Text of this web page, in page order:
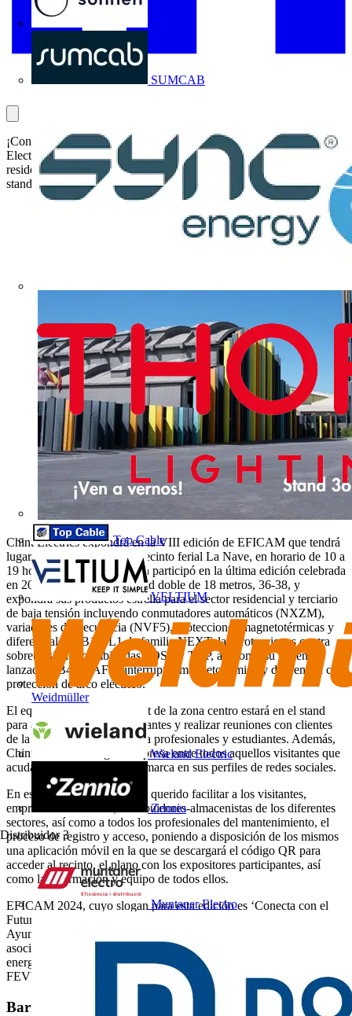
SUMCAB
Top Cable
VELTIUM
Weidmüller
Wieland Electric
Zennio
Distribuidor 3
Muntaner Electro
¡Conecta con el futuro del sector eléctrico en EFICAM 2024! Chint
Electrics regresa con sus innovaciones en baja tensión para el sector
residencial y terciario. Descubre nuestros productos estrella en el
stand doble de 18 metros, 36-38.
Chint Electrics expondrá en la VIII edición de EFICAM que tendrá
lugar el día 4 de abril en el recinto ferial La Nave, en horario de 10 a
19 horas. Chint, que también participó en la última edición celebrada
en 2022, contará con un stand doble de 18 metros, 36-38, y
expondrá sus productos estrella para el sector residencial y terciario
de baja tensión incluyendo conmutadores automáticos (NXZM),
variadores de frecuencia (NVF5), protecciones magnetotérmicas y
diferenciales NB1/NL1, la familia NEXT, las protecciones contra
sobretensiones combinadas SOST y TOP, así como su recién
lanzado NB4LE-AFD, interruptor magnetotérmico y diferencial con
protección de arco eléctrico.
El equipo comercial de Chint de la zona centro estará en el stand
para atender a todos los visitantes y realizar reuniones con clientes
de la marca o para informar a profesionales y estudiantes. Además,
Chint sorteará un regalo sorpresa entre todos aquellos visitantes que
acudan al stand y sigan a la marca en sus perfiles de redes sociales.
En esta edición EFICAM ha querido facilitar a los visitantes,
empresas instaladoras, distribuidores-almacenistas de los diferentes
sectores, así como a todos los profesionales del mantenimiento, el
proceso de registro y acceso, poniendo a disposición de los mismos
una aplicación móvil en la que se descargará el código QR para
acceder al recinto, el plano con los expositores participantes, así
como la información y equipo de todos ellos.
EFICAM 2024, cuyo slogan para esta edición es ‘Conecta con el
Futuro del sector’, cuenta con la colaboración de la Comunidad y el
Ayuntamiento de Madrid y con el respaldo de las principales
asociaciones empresariales y profesionales del sector eléctrico,
energético y de las instalaciones de nuestro país (APIEM, ADIME y
FEVYMAR).
Barra lateral